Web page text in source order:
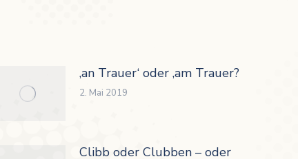
‚an Trauer‘ oder ‚am Trauer?
2. Mai 2019
Clibb oder Clubben – oder